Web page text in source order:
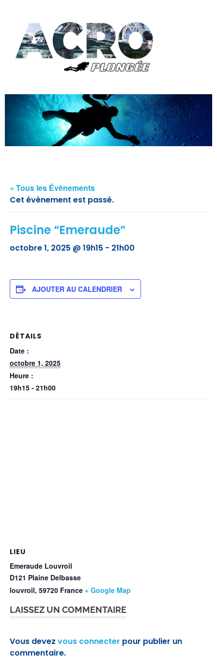
« Tous les Évènements
Cet évènement est passé.
Piscine “Emeraude”
octobre 1, 2025 @ 19h15 - 21h00
AJOUTER AU CALENDRIER
DÉTAILS
Date :
octobre 1, 2025
Heure :
19h15 - 21h00
LIEU
Emeraude Louvroil
D121 Plaine Delbasse
louvroil, 59720 France + Google Map
LAISSEZ UN COMMENTAIRE
Vous devez vous connecter pour publier un
commentaire.